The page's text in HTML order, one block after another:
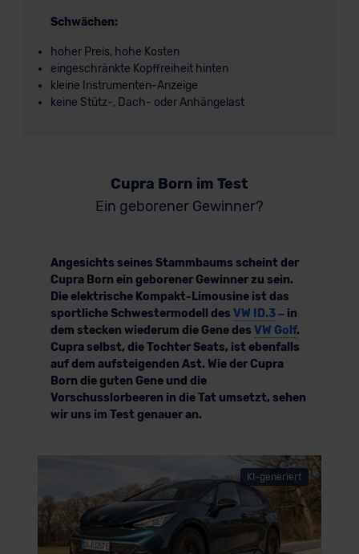
Schwächen:
hoher Preis, hohe Kosten
eingeschränkte Kopffreiheit hinten
kleine Instrumenten-Anzeige
keine Stütz-, Dach- oder Anhängelast
Cupra Born im Test
Ein geborener Gewinner?
Angesichts seines Stammbaums scheint der
Cupra Born ein geborener Gewinner zu sein.
Die elektrische Kompakt-Limousine ist das
sportliche Schwestermodell des VW ID.3– in
dem stecken wiederum die Gene des VW Golf.
Cupra selbst, die Tochter Seats, ist ebenfalls
auf dem aufsteigenden Ast. Wie der Cupra
Born die guten Gene und die
Vorschusslorbeeren in die Tat umsetzt, sehen
wir uns im Test genauer an.
KI-generiert